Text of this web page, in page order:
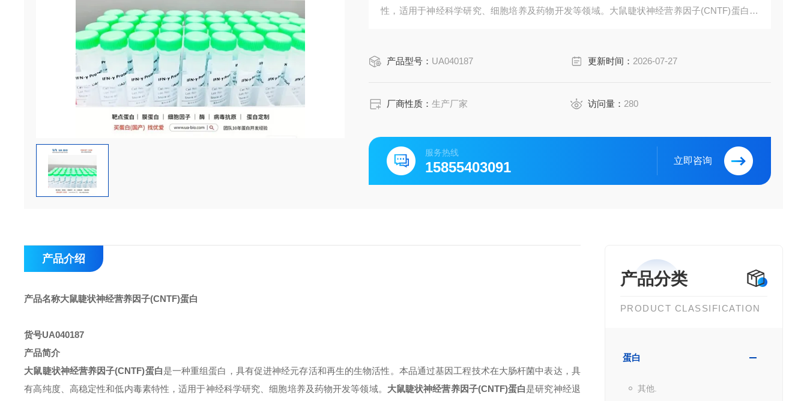
性，适用于神经科学研究、细胞培养及药物开发等领域。大鼠睫状神经营养因子(CNTF)蛋白是
产品型号： UA040187 更新时间： 2026-07-27
厂商性质：生产厂家 访问量： 280
服务热线
15855403091 立即咨询
产品分类
PRODUCT CLASSIFICATION
蛋白
其他.
产品介绍
产品名称大鼠睫状神经营养因子(CNTF)蛋白
货号UA040187
产品简介
大鼠睫状神经营养因子(CNTF)蛋白是一种重组蛋白，具有促进神经元存活和再生的生物活性。本品通过基因工程技术在大肠杆菌中表达，具
有高纯度、高稳定性和低内毒素特性，适用于神经科学研究、细胞培养及药物开发等领域。 大鼠睫状神经营养因子(CNTF)蛋白是研究神经退